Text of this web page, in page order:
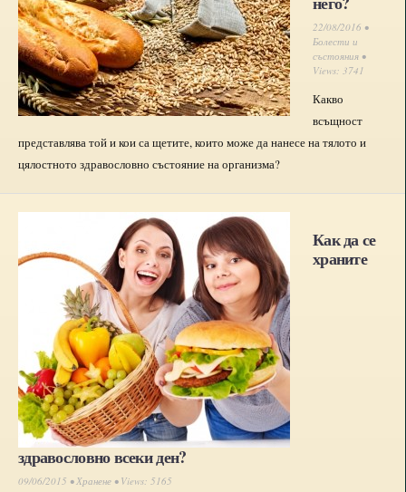
22/08/2016 •
Болести и
състояния •
Views: 3741
Какво
всъщност
представлява той и кои са щетите, които може да нанесе на тялото и
цялостното здравословно състояние на организма?
Как да се
храните
здравословно всеки ден?
09/06/2015 •Хранене • Views: 5165